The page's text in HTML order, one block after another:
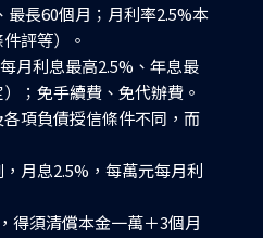
最長60個月；月利率2.5%本
評等）。
月利息最高2.5%、年息最
；免手續費、免代辦費。
項負債授信條件不同，而
月息2.5%，每萬元每月利
得須清償本金一萬＋3個月